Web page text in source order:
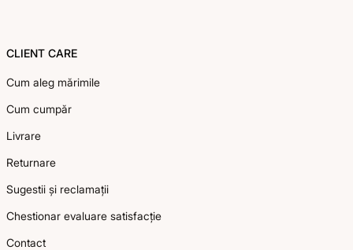
CLIENT CARE
Cum aleg mărimile
Cum cumpăr
Livrare
Returnare
Sugestii și reclamații
Chestionar evaluare satisfacție
Contact